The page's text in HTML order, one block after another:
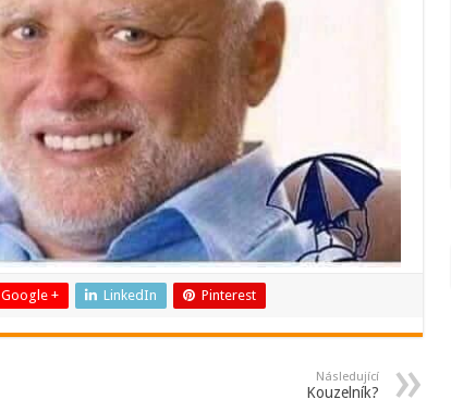
Google + LinkedIn Pinterest
Následující
Kouzelník?